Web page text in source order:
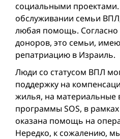
социальными проектами.
обслуживании семьи
любая помощь.
доноров, это семьи,
репатриацию в Израиль.
Люди со статусом ВПЛ
поддержку на
жилья, на материальные
программы SOS, в
оказана помощь на
Нередко, к сожалению,